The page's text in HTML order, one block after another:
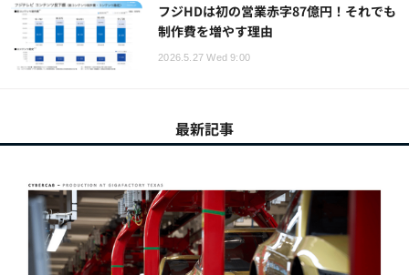
フジHDは初の営業赤字87億円！それでも
制作費を増やす理由
2026.5.27 Wed 9:00
最新記事